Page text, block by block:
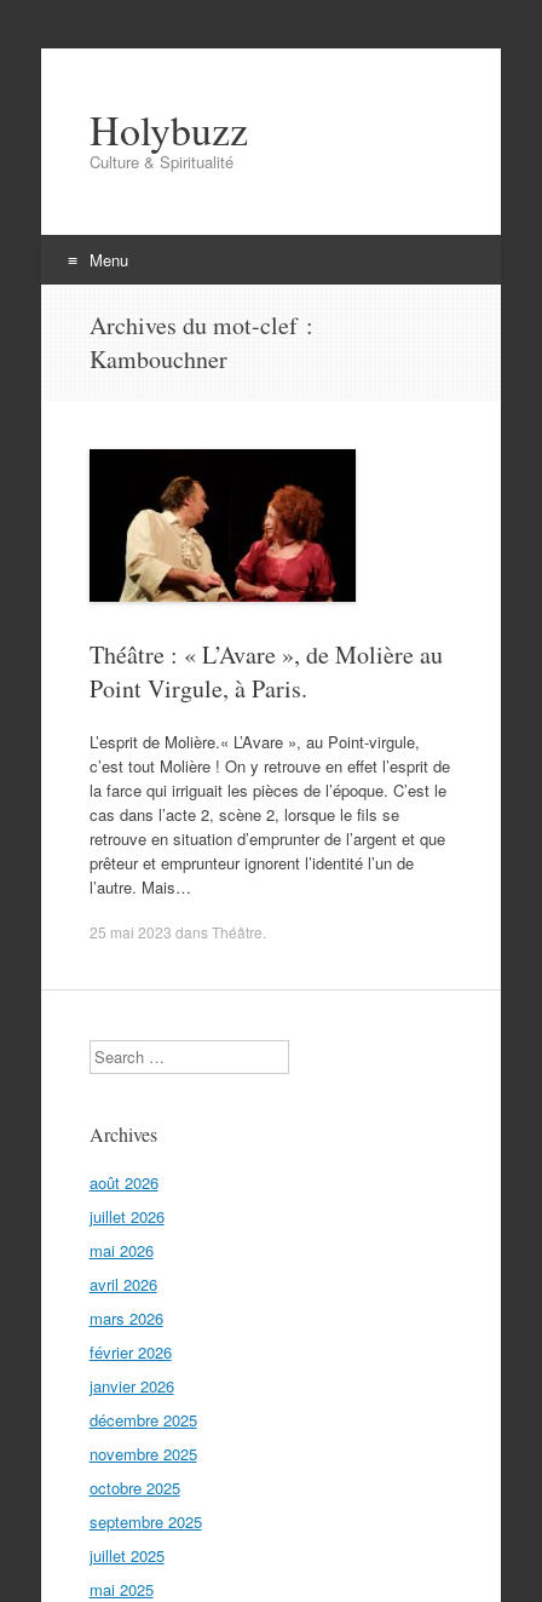
Holybuzz
Culture & Spiritualité
Menu
contenu
Archives du mot-clef :
Kambouchner
Théâtre : « L’Avare », de Molière au
Point Virgule, à Paris.
L’esprit de Molière.« L’Avare », au Point-virgule,
c’est tout Molière ! On y retrouve en effet l’esprit de
la farce qui irriguait les pièces de l’époque. C’est le
cas dans l’acte 2, scène 2, lorsque le fils se
retrouve en situation d’emprunter de l’argent et que
prêteur et emprunteur ignorent l’identité l’un de
l’autre. Mais…
25 mai 2023 dansThéâtre
Search
Archives
août 2026
juillet 2026
mai 2026
avril 2026
mars 2026
février 2026
janvier 2026
décembre 2025
novembre 2025
octobre 2025
septembre 2025
juillet 2025
mai 2025